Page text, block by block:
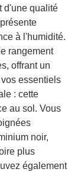
d'une qualité
à l'humidité.
rangement
offrant un
essentiels
: cette
au sol. Vous
noir,
plus
également